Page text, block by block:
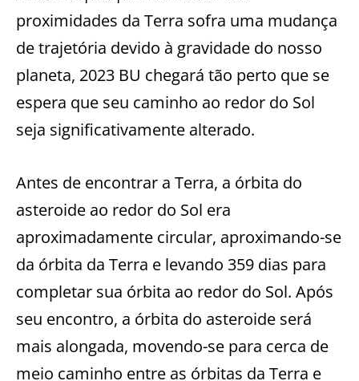
proximidades da Terra sofra uma mudança
de trajetória devido à gravidade do nosso
planeta, 2023 BU chegará tão perto que se
espera que seu caminho ao redor do Sol
seja significativamente alterado.
Antes de encontrar a Terra, a órbita do
asteroide ao redor do Sol era
aproximadamente circular, aproximando-se
da órbita da Terra e levando 359 dias para
completar sua órbita ao redor do Sol. Após
seu encontro, a órbita do asteroide será
mais alongada, movendo-se para cerca de
meio caminho entre as órbitas da Terra e